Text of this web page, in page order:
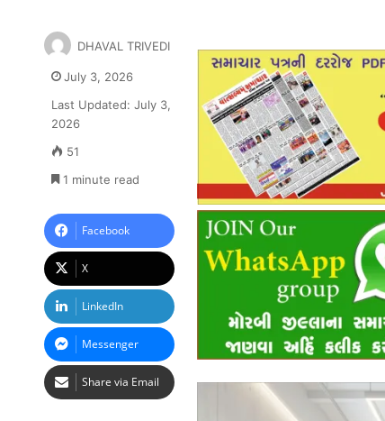
DHAVAL TRIVEDI
July 3, 2026
Last Updated: July 3,
2026
51
1 minute read
Facebook
X
LinkedIn
Messenger
Share via Email